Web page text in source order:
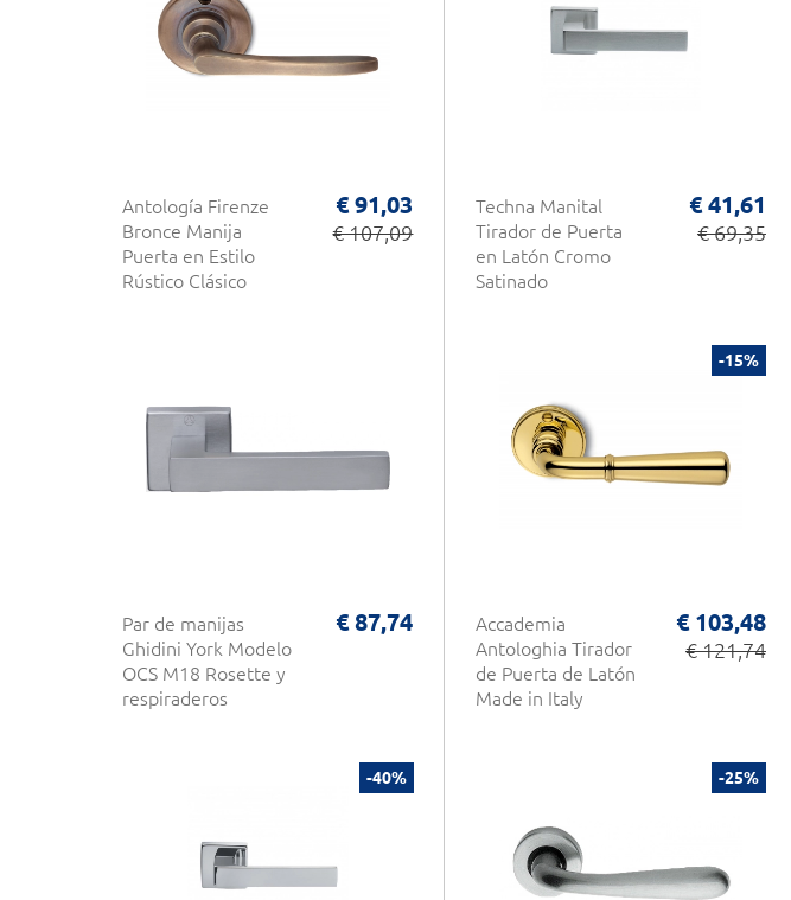
Antología Firenze
Bronce Manija
Puerta en Estilo
Rústico Clásico
€ 91,03
€ 107,09
Techna Manital
Tirador de Puerta
en Latón Cromo
Satinado
€ 41,61
€ 69,35
Par de manijas
Ghidini York Modelo
OCS M18 Rosette y
respiraderos
€ 87,74
-15%
Accademia
Antologhia Tirador
de Puerta de Latón
Made in Italy
€ 103,48
€ 121,74
-40% -25%